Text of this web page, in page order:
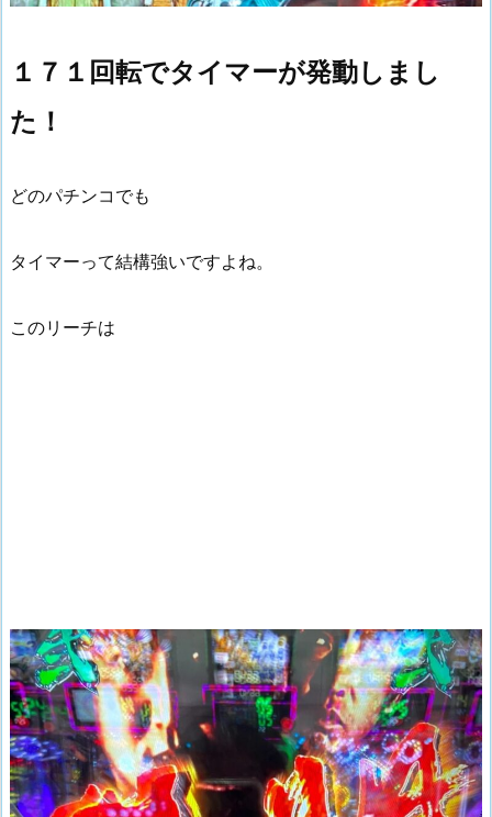
１７１回転でタイマーが発動しまし
た！
どのパチンコでも
タイマーって結構強いですよね。
このリーチは